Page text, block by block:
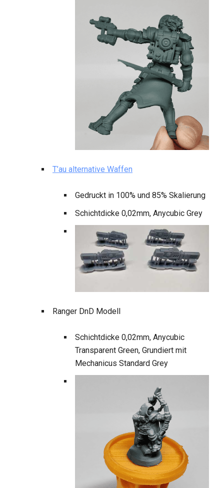
T’au alternative Waffen
Gedruckt in 100% und 85% Skalierung
Schichtdicke 0,02mm, Anycubic Grey
Ranger DnD Modell
Schichtdicke 0,02mm, Anycubic
Transparent Green, Grundiert mit
Mechanicus Standard Grey